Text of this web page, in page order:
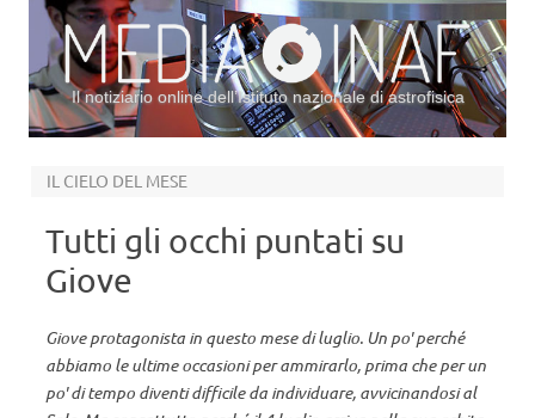
Il notiziario online dell’Istituto nazionale di astrofisica
IL CIELO DEL MESE
Tutti gli occhi puntati su
Giove
Giove protagonista in questo mese di luglio. Un po' perché
abbiamo le ultime occasioni per ammirarlo, prima che per un
po' di tempo diventi difficile da individuare, avvicinandosi al